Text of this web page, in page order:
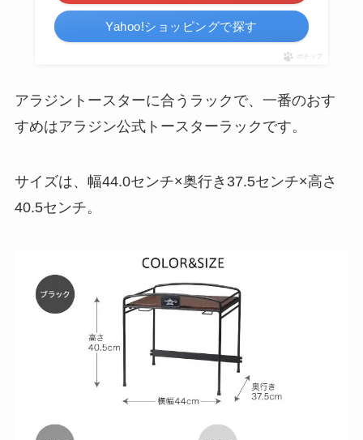
Yahoo!ショッピングで探す
ポチップ
アラジントースターに合うラックで、一番のおす
すめはアラジン公式トースターラックです。
サイズは、幅44.0センチ×奥行き37.5センチ×高さ
40.5センチ。